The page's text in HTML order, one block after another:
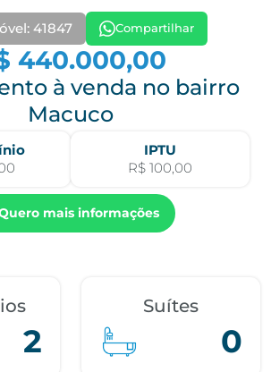
41847 Compartilhar
440.000,00
à venda no bairro
Macuco
IPTU
R$ 100,00
mais informações
2
Suítes
0